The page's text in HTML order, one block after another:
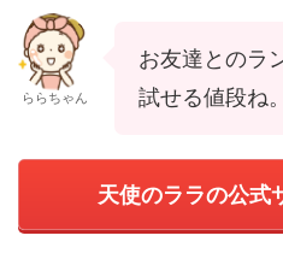
ららちゃん
お友達とのラ
試せる値段ね。
天使のララの公式